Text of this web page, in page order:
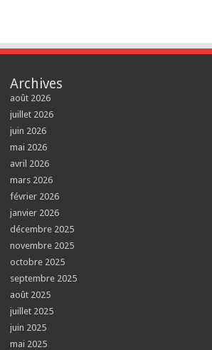
Archives
août 2026
juillet 2026
juin 2026
mai 2026
avril 2026
mars 2026
février 2026
janvier 2026
décembre 2025
novembre 2025
octobre 2025
septembre 2025
août 2025
juillet 2025
juin 2025
mai 2025